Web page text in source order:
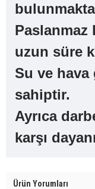
Paslanmaz
uzun süre
Su ve
sahiptir.
Ayrıca
karşı
Ürün Yorumları